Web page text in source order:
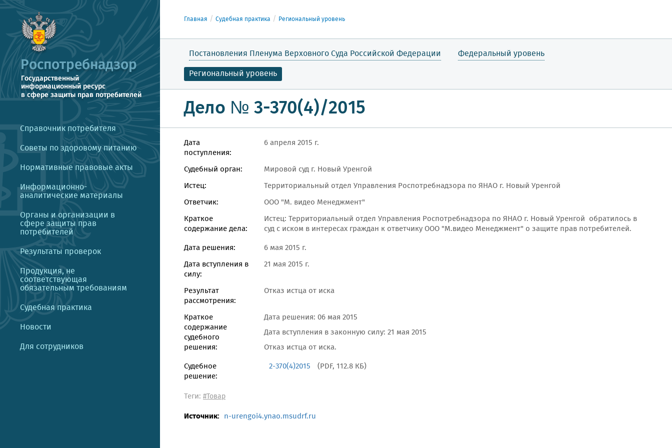
Справочник потребителя
Советы по здоровому питанию
Нормативные правовые акты
Информационно-
аналитические материалы
Органы и организации в
сфере защиты прав
потребителей
Результаты проверок
Продукция, не
соответствующая
обязательным требованиям
Судебная практика
Новости
Для сотрудников
Главная Судебная практика Региональный уровень
Постановления Пленума Верховного Суда Российской Федерации
Федеральный уровень
Региональный уровень
Дело № 3-370(4)/2015
Дата
поступления:
6 апреля 2015 г.
Судебный орган:
Мировой суд г. Новый Уренгой
Истец:
Территориальный отдел Управления Роспотребнадзора по ЯНАО г. Новый Уренгой
Ответчик:
ООО "М. видео Менеджмент"
Краткое
содержание дела:
Истец: Территориальный отдел Управления Роспотребнадзора по ЯНАО г. Новый Уренгой обратилось в
суд с иском в интересах граждан к ответчику ООО "М.видео Менеджмент" о защите прав потребителей.
Дата решения:
6 мая 2015 г.
Дата вступления в
силу:
21 мая 2015 г.
Результат
рассмотрения:
Отказ истца от иска
Краткое
содержание
судебного
решения:
Дата решения: 06 мая 2015
Дата вступления в законную силу: 21 мая 2015
Отказ истца от иска.
Судебное
решение:
2-370(4)2015 (PDF, 112.8 КБ)
Теги: #Товар
Источник: n-urengoi4.ynao.msudrf.ru